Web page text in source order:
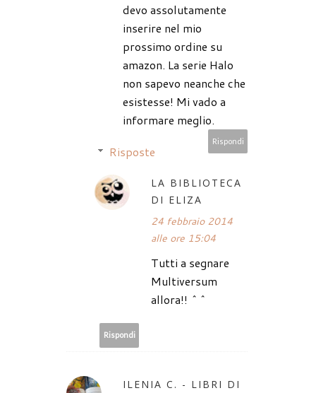
devo assolutamente
inserire nel mio
prossimo ordine su
amazon. La serie Halo
non sapevo neanche che
esistesse! Mi vado a
informare meglio.
Rispondi
Risposte
LA BIBLIOTECA
DI ELIZA
24 febbraio 2014
alle ore 15:04
Tutti a segnare
Multiversum
allora!! ^^
Rispondi
ILENIA C. - LIBRI DI